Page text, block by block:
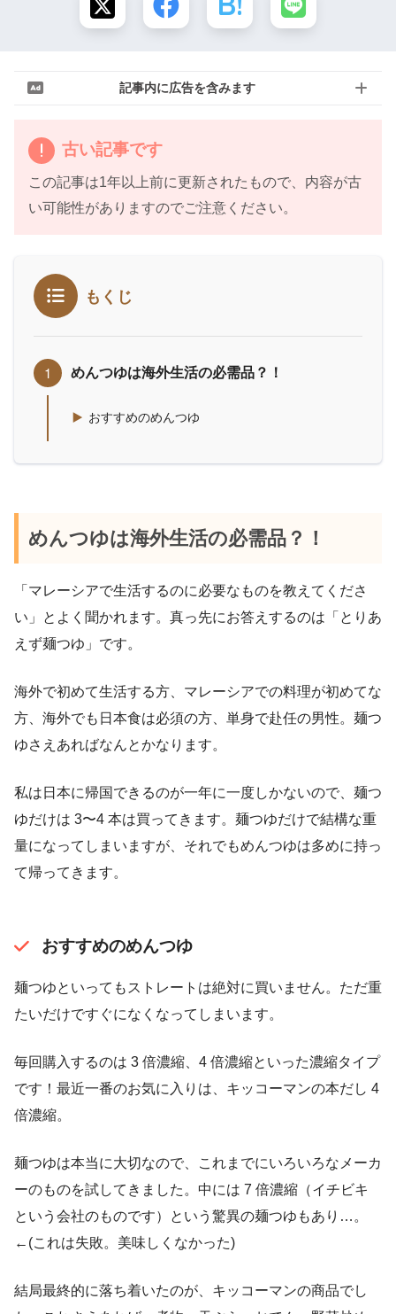
記事内に広告を含みます
古い記事です
この記事は1年以上前に更新されたもので、内容が古
い可能性がありますのでご注意ください。
もくじ
めんつゆは海外生活の必需品？！
おすすめのめんつゆ
めんつゆは海外生活の必需品？！
「マレーシアで生活するのに必要なものを教えてくださ
い」とよく聞かれます。真っ先にお答えするのは「とりあ
えず麺つゆ」です。
海外で初めて生活する方、マレーシアでの料理が初めてな
方、海外でも日本食は必須の方、単身で赴任の男性。麺つ
ゆさえあればなんとかなります。
私は日本に帰国できるのが一年に一度しかないので、麺つ
ゆだけは 3〜4 本は買ってきます。麺つゆだけで結構な重
量になってしまいますが、それでもめんつゆは多めに持っ
て帰ってきます。
おすすめのめんつゆ
麺つゆといってもストレートは絶対に買いません。ただ重
たいだけですぐになくなってしまいます。
毎回購入するのは 3 倍濃縮、4 倍濃縮といった濃縮タイプ
です！最近一番のお気に入りは、キッコーマンの本だし 4
倍濃縮。
麺つゆは本当に大切なので、これまでにいろいろなメーカ
ーのものを試してきました。中には 7 倍濃縮（イチビキ
という会社のものです）という驚異の麺つゆもあり…。
←(これは失敗。美味しくなかった)
結局最終的に落ち着いたのが、キッコーマンの商品でし